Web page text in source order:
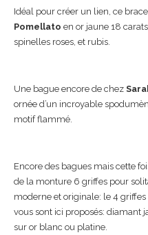
Idéal pour créer un lien, ce
Pomellato en or jaune 18
spinelles roses, et rubis.
Une bague encore de chez
ornée d’un incroyable
motif flammé.
Encore des bagues mais cette
de la monture 6 griffes pour
moderne et originale: le 4
vous sont ici proposés: diamant
sur or blanc ou platine.